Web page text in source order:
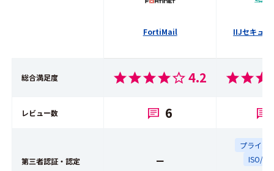
FortiMail IIJセキュア
総合満足度 4.2
レビュー数 6
第三者認証・認定 ー
プライバ
ISO/